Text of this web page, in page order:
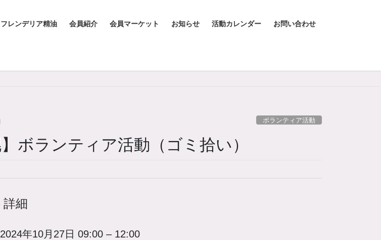
フレンデリア精油 会員紹介 会員マーケット お知らせ 活動カレンダー お問い合わせ
ボランティア活動
】ボランティア活動（ゴミ拾い）
詳細
2024年10月27日 09:00 – 12:00